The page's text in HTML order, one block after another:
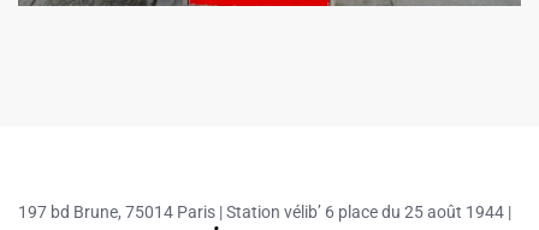
197 bd Brune, 75014 Paris | Station vélib’ 6 place du 25 août 1944 |